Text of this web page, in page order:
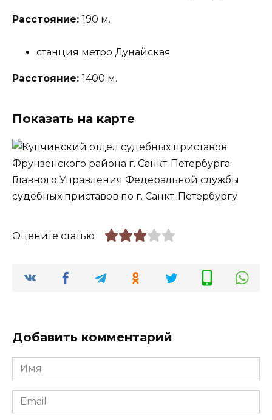
Расстояние: 190 м.
станция метро Дунайская
Расстояние: 1400 м.
Показать на карте
Оцените статью
Добавить комментарий
Имя
*
Email
*